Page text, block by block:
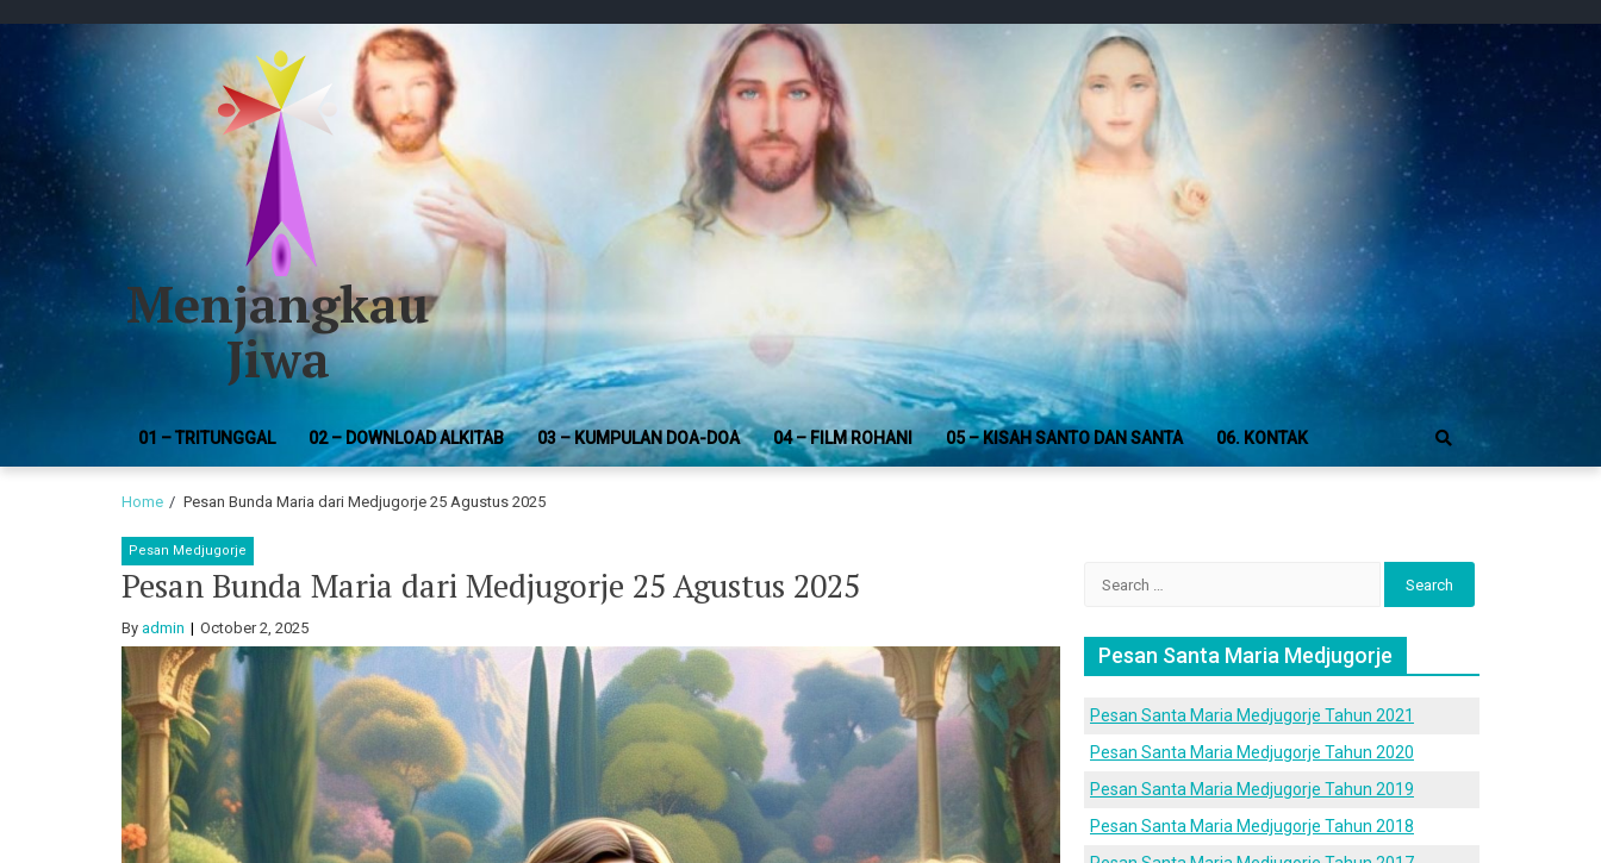
Menjangkau
Jiwa
01 – TRITUNGGAL 02 – DOWNLOAD ALKITAB 03 – KUMPULAN DOA-DOA 04 – FILM ROHANI 05 – KISAH SANTO DAN SANTA 06. KONTAK
Home Pesan Bunda Maria dari Medjugorje 25 Agustus 2025
Pesan Medjugorje
Pesan Bunda Maria dari Medjugorje 25 Agustus 2025
By admin October 2, 2025
Pesan Santa Maria Medjugorje
Pesan Santa Maria Medjugorje Tahun 2021
Pesan Santa Maria Medjugorje Tahun 2020
Pesan Santa Maria Medjugorje Tahun 2019
Pesan Santa Maria Medjugorje Tahun 2018